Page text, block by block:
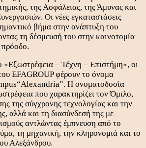
της Ασφάλειας, της Άμυνας και
Οι νέες εγκαταστάσεις
βήμα στην ανάπτυξη του
τη δέσμευσή του στην καινοτομία
πρόοδο.
– Τέχνη – Επιστήμη», οι
EFAGROUP φέρουν το όνομα
Η ονοματοδοσία
που χαρακτηρίζει τον Όμιλο,
της σύγχρονης τεχνολογίας και την
αλλά και τη διασύνδεσή της με
αντλώντας έμπνευση από το
τη μηχανική, την κληρονομιά και το
Αλεξάνδρου.